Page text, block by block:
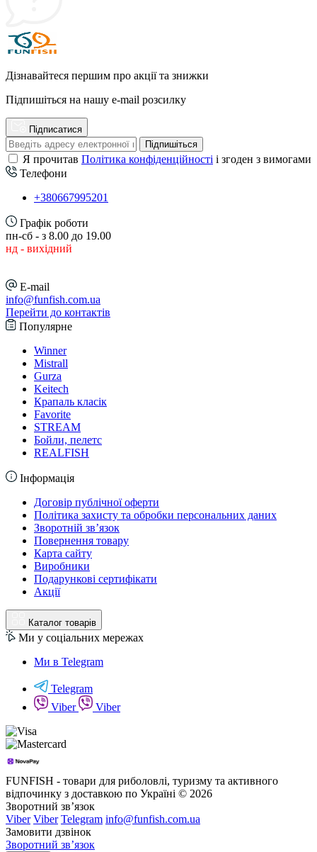
Дізнавайтеся першим про акції та знижки
Підпишіться на нашу e-mail розсилку
Підписатися
Підпишіться
Я прочитав Політика конфіденційності і згоден з вимогами
Телефони
+380667995201
Графік роботи
пн-сб - з 8.00 до 19.00
нд - вихідний
E-mail
info@funfish.com.ua
Перейти до контактів
Популярне
Winner
Mistrall
Gurza
Keitech
Крапаль класік
Favorite
STREAM
Бойли, пелетс
REALFISH
Інформація
Договір публічної оферти
Політика захисту та обробки персональних даних
Зворотній зв’язок
Повернення товару
Карта сайту
Виробники
Подарункові сертифікати
Акції
Каталог товарів
Ми у соціальних мережах
Ми в Telegram
Telegram
Viber
Viber
FUNFISH - товари для риболовлі, туризму та активного
відпочинку з доставкою по Україні © 2026
Зворотний зв’язок
Viber Viber Telegram info@funfish.com.ua
Замовити дзвінок
Зворотний зв’язок